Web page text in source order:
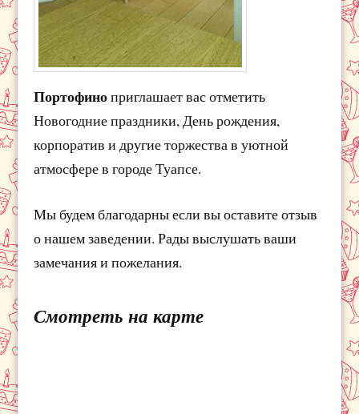
Портофиноприглашает вас отметить
Новогодние праздники, День рождения,
корпоратив и другие торжества в уютной
атмосфере в городе Туапсе.
Мы будем благодарны если вы оставите отзыв
о нашем заведении. Рады выслушать ваши
замечания и пожелания.
Смотреть на карте